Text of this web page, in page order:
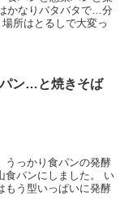
かなりバタバタで…分
場所はとるしで大変っ
ン…と焼きそば
うっかり食パンの発酵
パンにしました。 い
う型いっぱいに発酵